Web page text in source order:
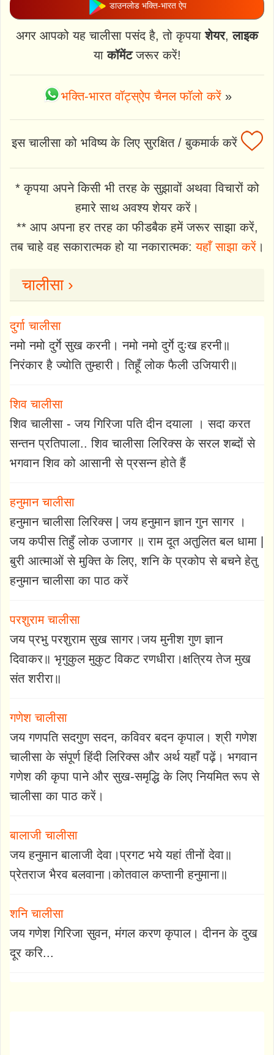
डाउनलोड भक्ति-भारत ऐप
अगर आपको यह चालीसा पसंद है, तो कृपयाशेयर,लाइक
याकॉमेंटजरूर करें!
भक्ति-भारत वॉट्स्ऐप चैनल फॉलो करें»
इस चालीसा को भविष्य के लिए सुरक्षित / बुकमार्क करें
* कृपया अपने किसी भी तरह के सुझावों अथवा विचारों को
हमारे साथ अवश्य शेयर करें।
** आप अपना हर तरह का फीडबैक हमें जरूर साझा करें,
तब चाहे वह सकारात्मक हो या नकारात्मक:यहाँ साझा करें।
चालीसा ›
दुर्गा चालीसा
नमो नमो दुर्गे सुख करनी। नमो नमो दुर्गे दुःख हरनी॥
निरंकार है ज्योति तुम्हारी। तिहूँ लोक फैली उजियारी॥
शिव चालीसा
शिव चालीसा - जय गिरिजा पति दीन दयाला । सदा करत
सन्तन प्रतिपाला.. शिव चालीसा लिरिक्स के सरल शब्दों से
भगवान शिव को आसानी से प्रसन्न होते हैं
हनुमान चालीसा
हनुमान चालीसा लिरिक्स | जय हनुमान ज्ञान गुन सागर ।
जय कपीस तिहुँ लोक उजागर ॥ राम दूत अतुलित बल धामा |
बुरी आत्माओं से मुक्ति के लिए, शनि के प्रकोप से बचने हेतु
हनुमान चालीसा का पाठ करें
परशुराम चालीसा
जय प्रभु परशुराम सुख सागर।जय मुनीश गुण ज्ञान
दिवाकर॥ भृगुकुल मुकुट विकट रणधीरा।क्षत्रिय तेज मुख
संत शरीरा॥
गणेश चालीसा
जय गणपति सदगुण सदन, कविवर बदन कृपाल। श्री गणेश
चालीसा के संपूर्ण हिंदी लिरिक्स और अर्थ यहाँ पढ़ें। भगवान
गणेश की कृपा पाने और सुख-समृद्धि के लिए नियमित रूप से
चालीसा का पाठ करें।
बालाजी चालीसा
जय हनुमान बालाजी देवा।प्रगट भये यहां तीनों देवा॥
प्रेतराज भैरव बलवाना।कोतवाल कप्तानी हनुमाना॥
शनि चालीसा
जय गणेश गिरिजा सुवन, मंगल करण कृपाल। दीनन के दुख
दूर करि...